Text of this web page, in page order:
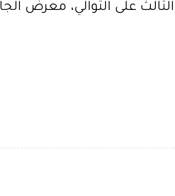
على التوالي، معرض